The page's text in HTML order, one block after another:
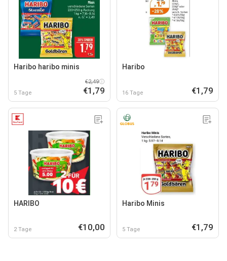
Haribo haribo minis
5 Tage
€2,49
€1,79
Haribo
16 Tage €1,79
HARIBO
2 Tage €10,00
Haribo Minis
5 Tage €1,79